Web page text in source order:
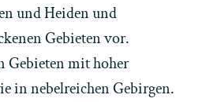
und Heiden und
Gebieten vor.
Gebieten mit hoher
in nebelreichen Gebirgen.